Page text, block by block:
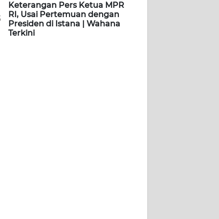
Keterangan Pers Ketua MPR
RI, Usai Pertemuan dengan
Presiden di Istana | Wahana
Terkini